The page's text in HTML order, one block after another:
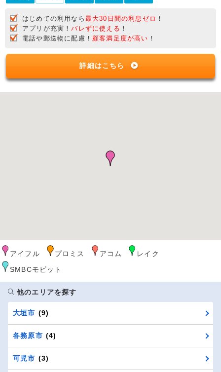
はじめての利用なら 最大30日間の利息ゼロ ！
アプリが充実！バレずに使える ！
電話や郵送物に配慮！ 顧客満足度が高い ！
詳細はこちら
アイフル プロミス アコム
レイク
SMBCモビット
他のエリアを探す
大垣市 (9)
各務原市 (4)
可児市 (3)